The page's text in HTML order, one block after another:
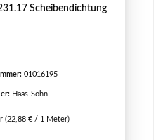
Scheibendichtung
01016195
Haas-Sohn
(22,88 € / 1 Meter)